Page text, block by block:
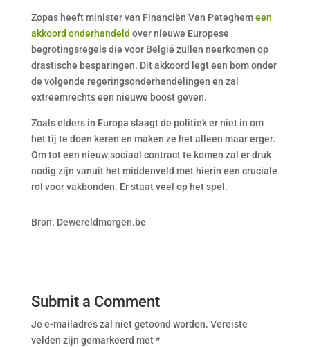
Zopas heeft minister van Financiën Van Peteghemeen
akkoord onderhandeld over nieuwe Europese
begrotingsregels die voor België zullen neerkomen op
drastische besparingen. Dit akkoord legt een bom onder
de volgende regeringsonderhandelingen en zal
extreemrechts een nieuwe boost geven.
Zoals elders in Europa slaagt de politiek er niet in om
het tij te doen keren en maken ze het alleen maar erger.
Om tot een nieuw sociaal contract te komen zal er druk
nodig zijn vanuit het middenveld met hierin een cruciale
rol voor vakbonden. Er staat veel op het spel.
Bron: Dewereldmorgen.be
Submit a Comment
Je e-mailadres zal niet getoond worden. Vereiste
velden zijn gemarkeerd met*